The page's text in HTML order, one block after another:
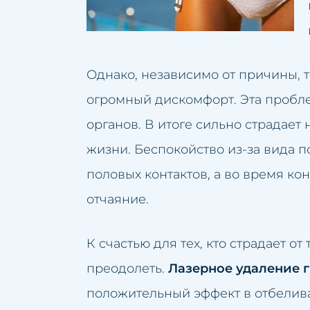
Люмбаго
Избыток волос
Избыток жировой
Неудачный
Обвисшие щеки
Пятна на коже
Однако, независимо от причины,
огромный дискомфорт. Эта
органов. В итоге сильно
жизни. Беспокойство из-за вида
половых контактов, а во время
отчаяние.
К счастью для тех, кто страдает
преодолеть. Лазерное удаление
положительный эффект в